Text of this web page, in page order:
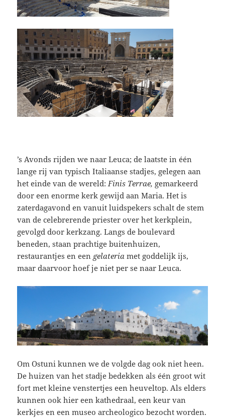
’s Avonds rijden we naar Leuca; de laatste in één
lange rij van typisch Italiaanse stadjes, gelegen aan
het einde van de wereld:Finis Terrae, gemarkeerd
door een enorme kerk gewijd aan Maria. Het is
zaterdagavond en vanuit luidspekers schalt de stem
van de celebrerende priester over het kerkplein,
gevolgd door kerkzang. Langs de boulevard
beneden, staan prachtige buitenhuizen,
restaurantjes en een gelateria met goddelijk ijs,
maar daarvoor hoef je niet per se naar Leuca.
Om Ostuni kunnen we de volgde dag ook niet heen.
De huizen van het stadje bedekken als één groot wit
fort met kleine venstertjes een heuveltop. Als elders
kunnen ook hier een kathedraal, een keur van
kerkjes en een museo archeologico bezocht worden.